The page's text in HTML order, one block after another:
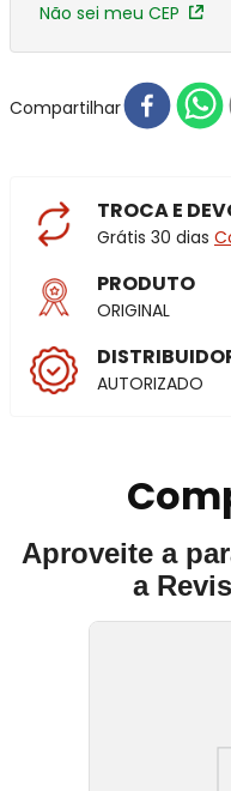
Não sei meu CEP
Compartilhar
TROCA E
Grátis 30 dias
PRODUTO
ORIGINAL
AUTORIZADO
Aproveite a
a